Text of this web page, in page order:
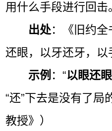
用什么手段进行回击
出处：《旧约全
还眼，以牙还牙，以
示例 ：“以眼还
“还”下去是没有了局
教授》）